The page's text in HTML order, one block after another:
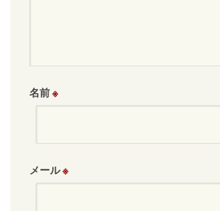
名前※
メール※